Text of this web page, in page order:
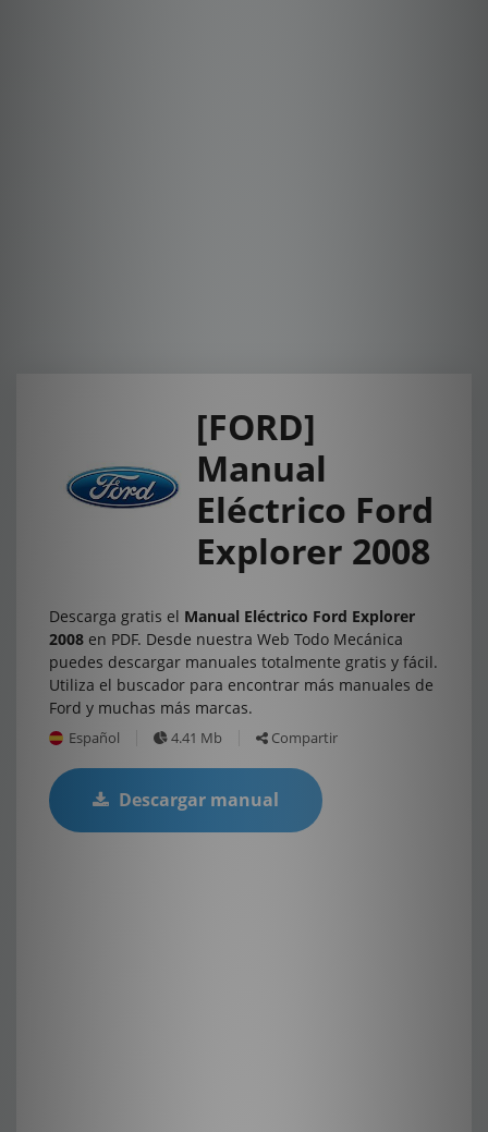
[FORD]
Manual
Eléctrico Ford
Explorer 2008
Descarga gratis el Manual Eléctrico Ford Explorer
2008 en PDF. Desde nuestra Web Todo Mecánica
puedes descargar manuales totalmente gratis y fácil.
Utiliza el buscador para encontrar más manuales de
Ford y muchas más marcas.
Español 4.41 Mb Compartir
Descargar manual